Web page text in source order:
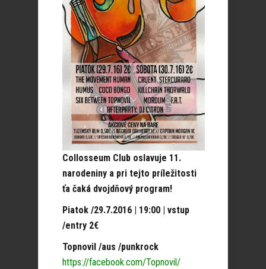
Collosseum Club oslavuje 11.
narodeniny a pri tejto príležitosti
ťa čaká dvojdňový program!
Piatok /29.7.2016 | 19:00 | vstup
/entry 2€
Topnovil /aus /punkrock
https://facebook.com/Topnovil/